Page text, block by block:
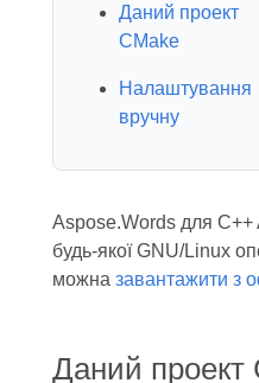
Даний проект
CMake
Налаштування
вручну
Aspose.Words для
будь-якої GNU/Linux
можна завантажити з
Даний проект